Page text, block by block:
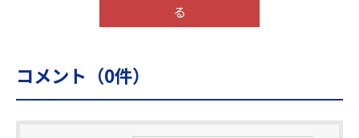
る
コメント（0件）